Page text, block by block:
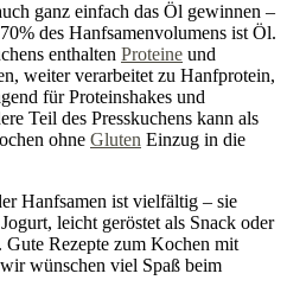
ganz einfach das Öl gewinnen –
des Hanfsamenvolumens ist Öl.
enthalten Proteine und
weiter verarbeitet zu Hanfprotein,
für Proteinshakes und
Teil des Presskuchens kann als
ohne Gluten Einzug in die
Hanfsamen ist vielfältig – sie
leicht geröstet als Snack oder
Rezepte zum Kochen mit
wünschen viel Spaß beim